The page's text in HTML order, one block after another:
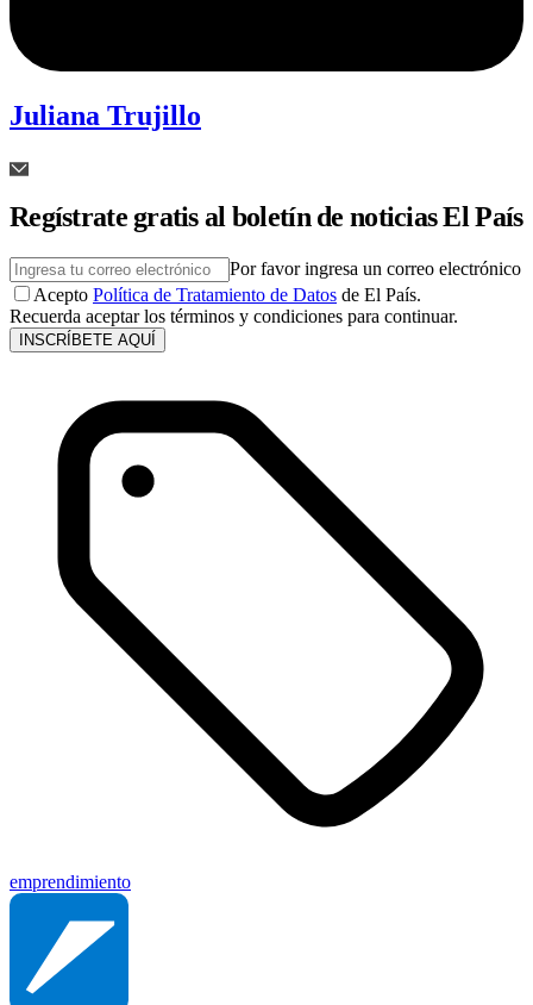
Juliana Trujillo
Regístrate gratis al boletín de noticias El País
Por favor ingresa un correo electrónico
Acepto Política de Tratamiento de Datos de El País.
Recuerda aceptar los términos y condiciones para continuar.
INSCRÍBETE AQUÍ
emprendimiento